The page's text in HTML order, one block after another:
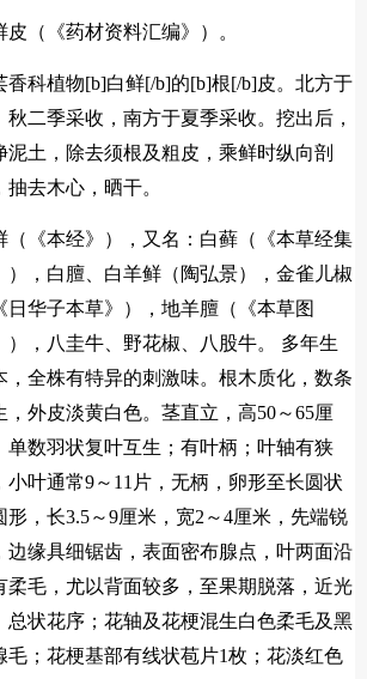
皮（《药材资料汇编》）。
香科植物[b]白鲜[/b]的[b]根[/b]皮。北方于
秋二季采收，南方于夏季采收。挖出后，
泥土，除去须根及粗皮，乘鲜时纵向剖
抽去木心，晒干。
（《本经》），又名：白藓（《本草经集
），白膻、白羊鲜（陶弘景），金雀儿椒
日华子本草》），地羊膻（《本草图
），八圭牛、野花椒、八股牛。 多年生
，全株有特异的刺激味。根木质化，数条
，外皮淡黄白色。茎直立，高50～65厘
单数羽状复叶互生；有叶柄；叶轴有狭
小叶通常9～11片，无柄，卵形至长圆状
形，长3.5～9厘米，宽2～4厘米，先端锐
边缘具细锯齿，表面密布腺点，叶两面沿
柔毛，尤以背面较多，至果期脱落，近光
总状花序；花轴及花梗混生白色柔毛及黑
毛；花梗基部有线状苞片1枚；花淡红色